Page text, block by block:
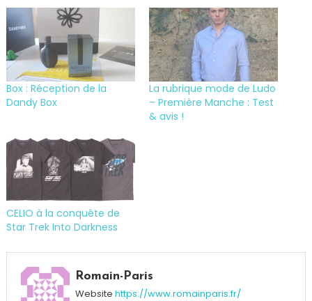
Box : Réception de la
Dandy Box
La rubrique mode de Ludo
– Première Manche : Test
& avis !
CELIO à la conquête de
Star Trek Into Darkness
autre
Romain-Paris
Website https://www.romainparis.fr/